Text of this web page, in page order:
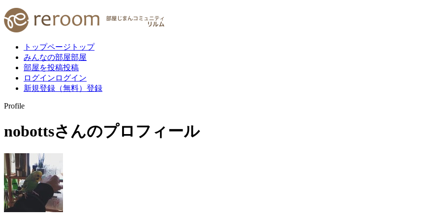
トップページ トップ
みんなの部屋部屋
部屋を投稿投稿
ログイン ログイン
新規登録（無料） 登録
Profile
nobottsさんのプロフィール